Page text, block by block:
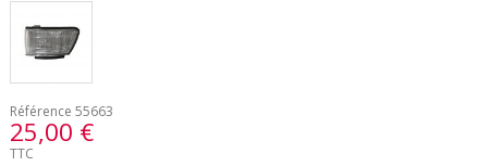
Référence 55663
25,00 €
TTC